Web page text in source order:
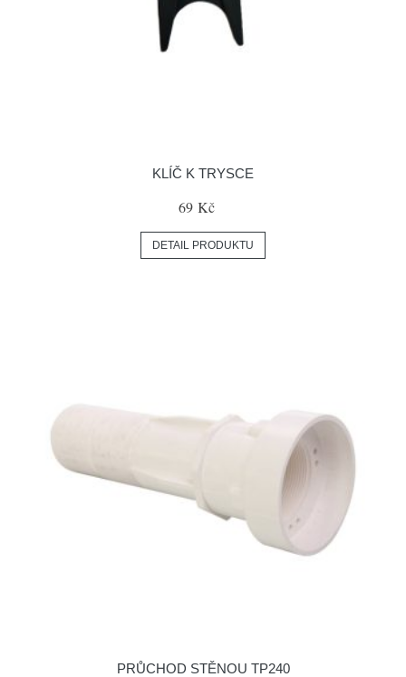
KLÍČ K TRYSCE
69 Kč
DETAIL PRODUKTU
PRŮCHOD STĚNOU TP240